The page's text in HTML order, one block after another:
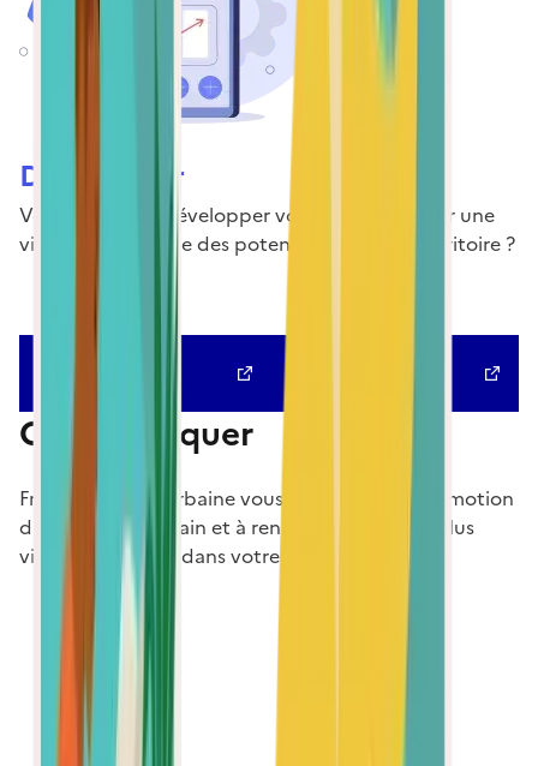
Développer
Vous souhaitez développer vos réseaux et avoir une
vision à long terme des potentiels sur votre territoire ?
Communiquer
France Chaleur Urbaine vous aide à faire la promotion
du chauffage urbain et à rendre votre réseau plus
visible en ligne et dans votre ville
Comme Charleville-Mézières, Fresnes ou Evos à
Strasbourg, menez une campagne d’affichage ou
communiquez pendant les travaux
Rendez visibles vos réseaux de chaleur via des
campagnes d’affichage en ville ! Les phases de
travaux constituent aussi des moments clés pour